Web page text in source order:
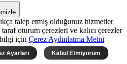
talep etmiş olduğunuz hizmetler
oturum çerezleri ve kalıcı çerezler
için Çerez Aydınlatma Metni
Ayarları Kabul Etmiyorum